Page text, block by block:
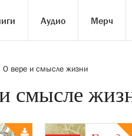
Аудио Мерч
О вере и смысле жизни
смысле